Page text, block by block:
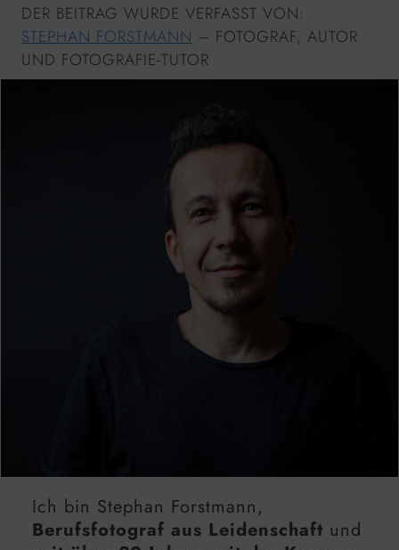
DER BEITRAG WURDE VERFASST VON:
STEPHAN FORSTMANN – FOTOGRAF, AUTOR
UND FOTOGRAFIE-TUTOR
Ich bin Stephan Forstmann,
Berufsfotograf aus Leidenschaft und